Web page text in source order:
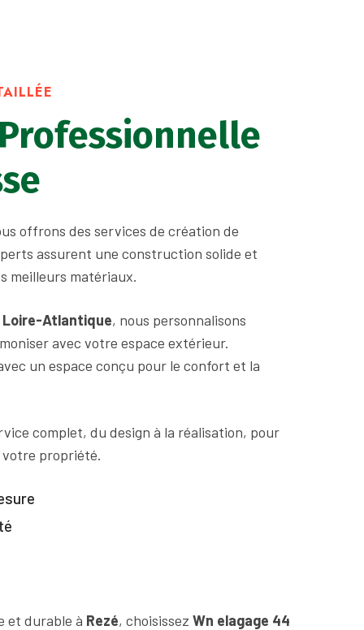
offrons des services de création de
assurent une construction solide et
meilleurs matériaux.
Loire-Atlantique, nous personnalisons
avec votre espace extérieur.
un espace conçu pour le confort et la
complet, du design à la réalisation, pour
propriété.
et durable à Rezé, choisissez Wn elagage 44